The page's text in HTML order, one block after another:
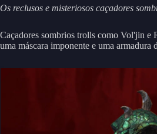
Os reclusos e misteriosos caçadores
Caçadores sombrios trolls como Vol'jin e
uma máscara imponente e uma